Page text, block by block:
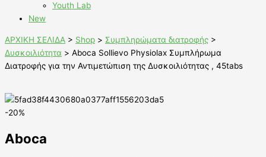
Youth Lab
New
ΑΡΧΙΚΗ ΣΕΛΙΔΑ > Shop > Συμπληρώματα διατροφής >
Δυσκοιλιότητα > Aboca Sollievo Physiolax Συμπλήρωμα
Διατροφής για την Αντιμετώπιση της Δυσκοιλιότητας , 45tabs
-20%
Aboca